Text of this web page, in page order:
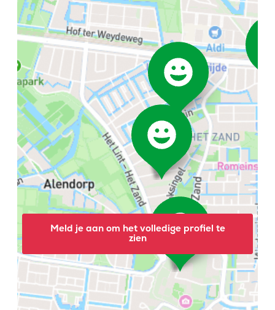
Meld je aan om het volledige profiel te
zien